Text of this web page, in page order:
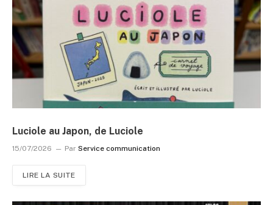
Luciole au Japon, de Luciole
15/07/2026 Par Service communication
LIRE LA SUITE